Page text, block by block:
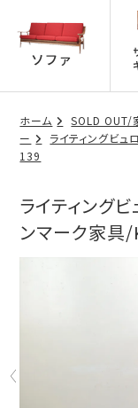
ホーム SOLD OUT/
ー
ライティングビ
139
ライティング
ンマーク家具